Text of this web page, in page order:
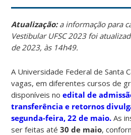
Atualização:a informação para
Vestibular UFSC 2023 foi
de 2023, às 14h49.
A Universidade Federal de Santa
vagas, em diferentes cursos de
disponíveis noedital de
transferência e retornos
segunda-feira, 22 de maio. As
ser feitas até30 de maio,